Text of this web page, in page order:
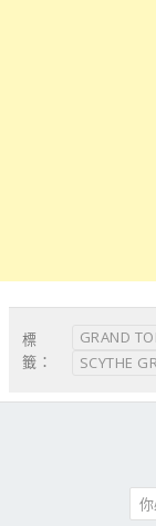
標
籤：
GRAND
SCYTHE